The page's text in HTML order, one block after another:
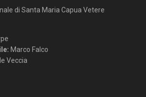
di Santa Maria Capua Vetere
Marco Falco
Veccia